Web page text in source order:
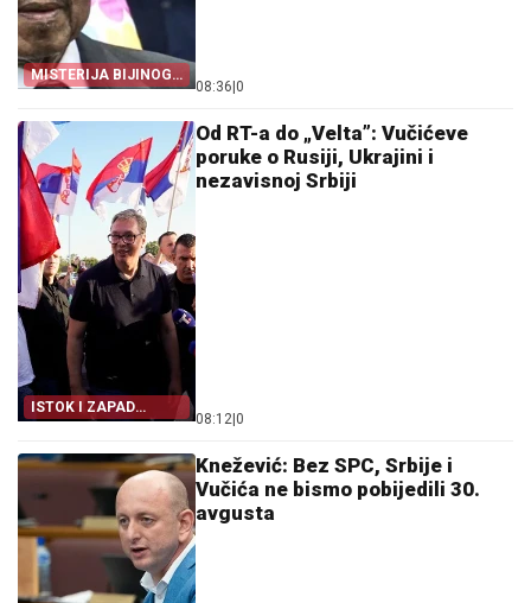
MISTERIJA BIJINOG
ODSUSTVA
08:36 0
ISTOK I ZAPAD
PRENOSE VUČIĆA
Od RT-a do „Velta”: Vučićeve
poruke o Rusiji, Ukrajini i
nezavisnoj Srbiji
08:12 0
Knežević: Bez SPC, Srbije i
Vučića ne bismo pobijedili 30.
avgusta